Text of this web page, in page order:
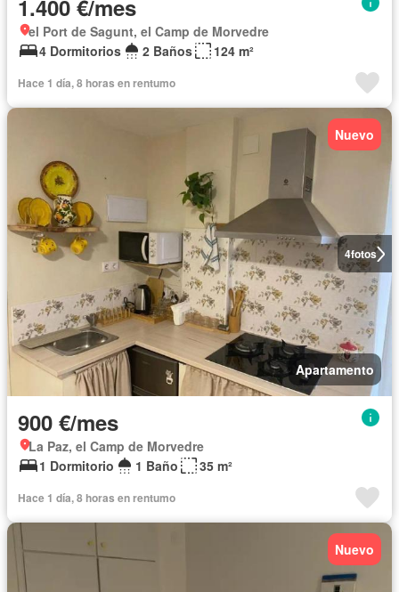
1.400 €/mes
el Port de Sagunt, el Camp de Morvedre
4 Dormitorios
2 Baños 124 m²
Hace 1 día, 8 horas en rentumo
4fotos
Nuevo
Apartamento
900 €/mes
La Paz, el Camp de Morvedre
1 Dormitorio
1 Baño 35 m²
Hace 1 día, 8 horas en rentumo
Nuevo